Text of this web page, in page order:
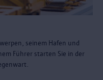
seinem Hafen und
Führer starten Sie in der